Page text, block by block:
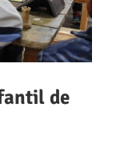
de